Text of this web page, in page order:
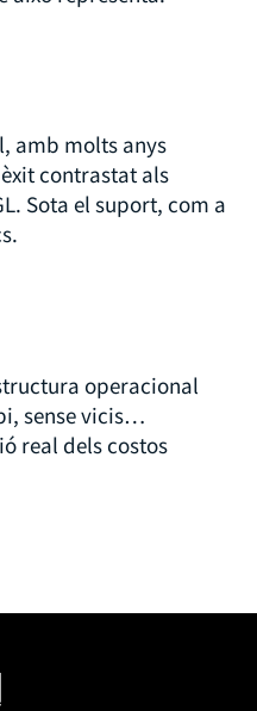
amb molts anys
contrastat als
Sota el suport, com a
operacional
sense vicis…
real dels costos